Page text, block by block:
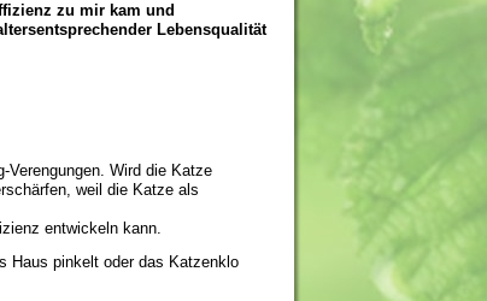
zu mir kam und
Lebensqualität
Wird die Katze
weil die Katze als
entwickeln kann.
Haus pinkelt oder das Katzenklo